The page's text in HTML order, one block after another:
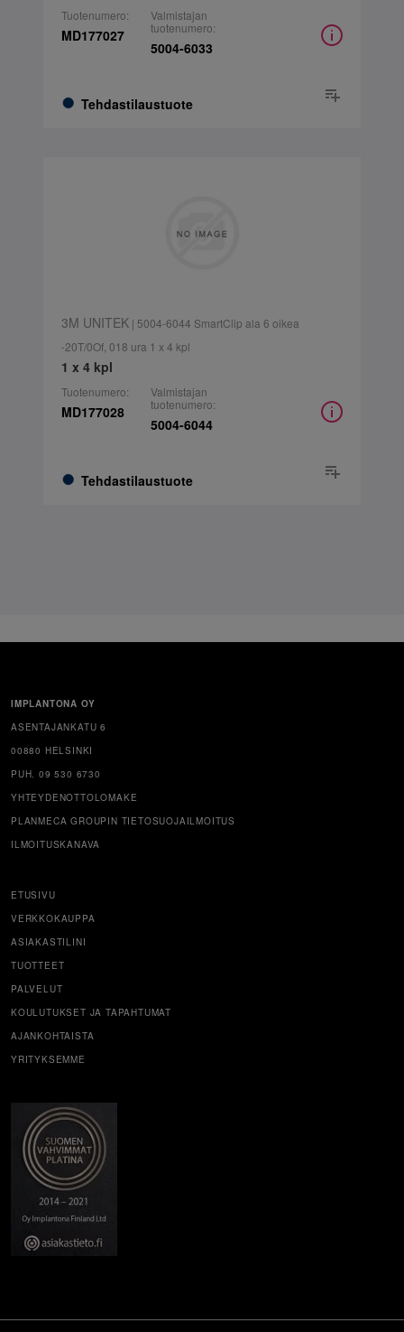
Tuotenumero:
MD177027
Tehdastilaustuote
Valmistajan
tuotenumero:
5004-6033
3M UNITEK| 5004-6044 SmartClip ala 6 oikea
-20T/0Of, 018 ura 1 x 4 kpl
1 x 4 kpl
Tuotenumero:
MD177028
Tehdastilaustuote
Valmistajan
tuotenumero:
5004-6044
IMPLANTONA OY
ASENTAJANKATU 6
00880 HELSINKI
PUH. 09 530 6730
YHTEYDENOTTOLOMAKE
PLANMECA GROUPIN TIETOSUOJAILMOITUS
ILMOITUSKANAVA
ETUSIVU
VERKKOKAUPPA
ASIAKASTILINI
TUOTTEET
PALVELUT
KOULUTUKSET JA TAPAHTUMAT
AJANKOHTAISTA
YRITYKSEMME